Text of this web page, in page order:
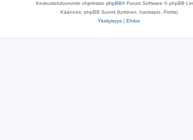
Keskustelufoorumin ohjelmisto phpBB® Forum Software © phpBB
Käännös: phpBB Suomi (lurttinen, harritapio, Pettis)
Yksityisyys | Ehdot